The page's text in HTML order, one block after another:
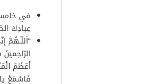
في
عِبادِكَ
“اَللّـهُمَّ
أعْظَمُ
فَاسْمَعْ